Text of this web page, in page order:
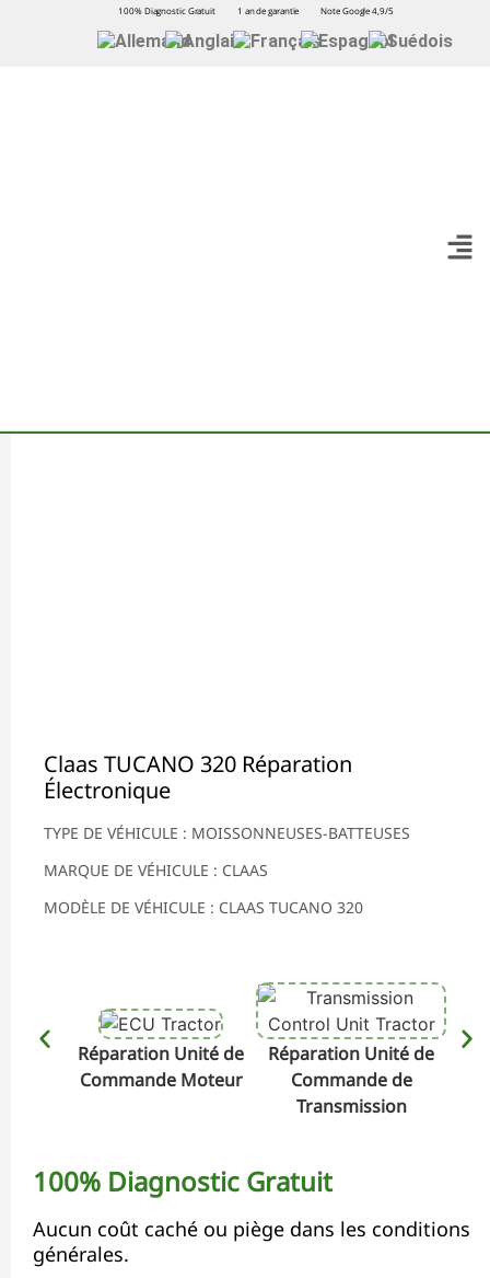
100% Diagnostic Gratuit 1 an de garantie Note Google 4,9/5
Claas TUCANO 320 Réparation
Électronique
TYPE DE VÉHICULE : MOISSONNEUSES-BATTEUSES
MARQUE DE VÉHICULE : CLAAS
MODÈLE DE VÉHICULE : CLAAS TUCANO 320
Réparation Unité de
Commande Moteur
Réparation Unité de
Commande de
Transmission
100% Diagnostic Gratuit
Aucun coût caché ou piège dans les conditions
générales.